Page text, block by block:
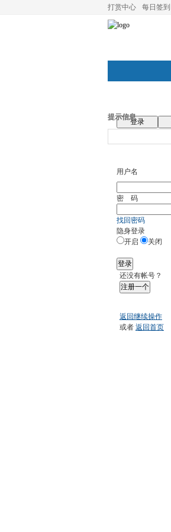
打赏中心 每日签到
论坛首页
登录
提示信息
用户名
密 码
找回密码
隐身登录
开启
关闭
登录
还没有帐号？
注册一个
返回继续操作
或者 返回首页